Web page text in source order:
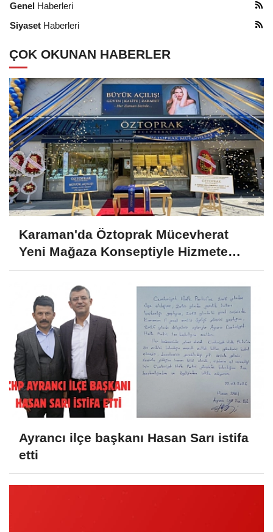
Genel Haberleri
Siyaset Haberleri
ÇOK OKUNAN HABERLER
Karaman'da Öztoprak Mücevherat
Yeni Mağaza Konseptiyle Hizmete
Giriyor
Ayrancı ilçe başkanı Hasan Sarı istifa
etti